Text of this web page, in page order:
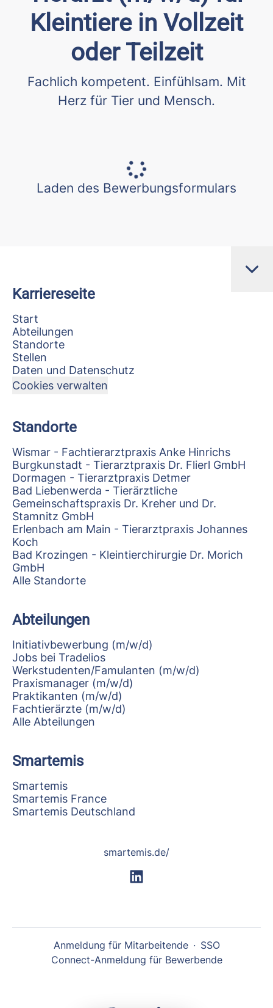
Kleintiere in Vollzeit
oder Teilzeit
Fachlich kompetent. Einfühlsam. Mit
Herz für Tier und Mensch.
Laden des Bewerbungsformulars
Karriereseite
Start
Abteilungen
Standorte
Stellen
Daten und Datenschutz
Cookies verwalten
Standorte
Wismar - Fachtierarztpraxis Anke Hinrichs
Burgkunstadt - Tierarztpraxis Dr. Flierl GmbH
Dormagen - Tierarztpraxis Detmer
Bad Liebenwerda - Tierärztliche
Gemeinschaftspraxis Dr. Kreher und Dr.
Stamnitz GmbH
Erlenbach am Main - Tierarztpraxis Johannes
Koch
Bad Krozingen - Kleintierchirurgie Dr. Morich
GmbH
Alle Standorte
Abteilungen
Initiativbewerbung (m/w/d)
Jobs bei Tradelios
Werkstudenten/Famulanten (m/w/d)
Praxismanager (m/w/d)
Praktikanten (m/w/d)
Fachtierärzte (m/w/d)
Alle Abteilungen
Smartemis
Smartemis
Smartemis France
Smartemis Deutschland
smartemis.de/
Anmeldung für Mitarbeitende · SSO
Connect-Anmeldung für Bewerbende